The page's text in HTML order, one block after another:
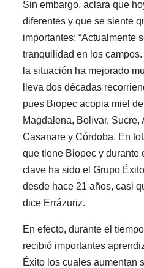
Sin embargo, aclara que
diferentes y que se siente
importantes: “Actualmente
tranquilidad en los
la situación ha mejorado
lleva dos décadas
pues Biopec acopia miel
Magdalena, Bolívar,
Casanare y Córdoba. En
que tiene Biopec y durante
clave ha sido el Grupo
desde hace 21 años, casi
dice Errázuriz.
En efecto, durante el
recibió importantes
Éxito los cuales aumentan